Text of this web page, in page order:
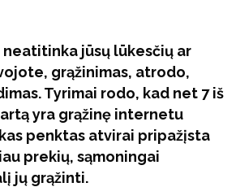
jūsų lūkesčių ar
grąžinimas, atrodo,
Tyrimai rodo, kad net 7 iš
yra grąžinę internetu
penktas atvirai pripažįsta
prekių, sąmoningai
jų grąžinti.